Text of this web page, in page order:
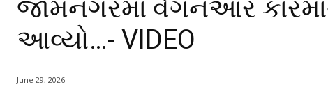
જામનગરમાં વેગનઆર
આવ્યો…- VIDEO
June 29, 2026